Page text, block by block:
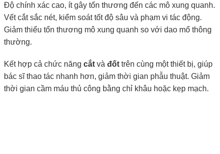
Độ chính xác cao, ít gây tổn thương đến các mô xung quanh.
Vết cắt sắc nét, kiểm soát tốt độ sâu và phạm vi tác động.
Giảm thiểu tổn thương mô xung quanh so với dao mổ thông
thường.
Kết hợp cả chức năng cắt và đốt trên cùng một thiết bị, giúp
bác sĩ thao tác nhanh hơn, giảm thời gian phẫu thuật. Giảm
thời gian cầm máu thủ công bằng chỉ khâu hoặc kẹp mạch.